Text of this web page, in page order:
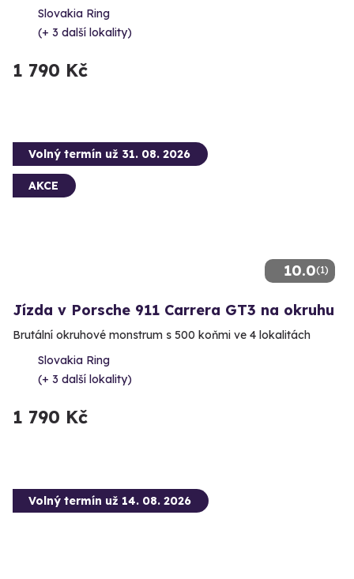
Slovakia Ring
(+ 3 další lokality)
1 790 Kč
10.0(1)
Volný termín už 31. 08. 2026
AKCE
Jízda v Porsche 911 Carrera GT3 na okruhu
Brutální okruhové monstrum s 500 koňmi ve 4 lokalitách
Slovakia Ring
(+ 3 další lokality)
1 790 Kč
Volný termín už 14. 08. 2026